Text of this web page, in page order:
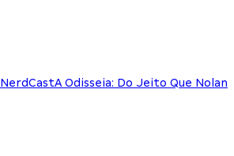
NerdCastA Odisseia: Do Jeito Que Nolan